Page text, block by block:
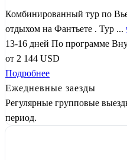
Комбинированный тур по
отдыхом на Фантьете . Тур ...
13-16 дней По программе
от 2 144 USD
Подробнее
Ежедневные заезды
Регулярные групповые
период.